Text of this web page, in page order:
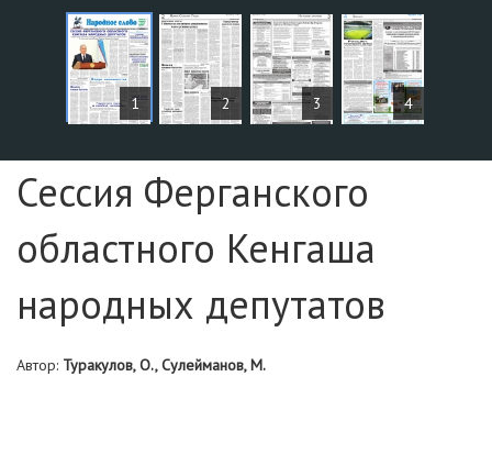
1 2 3 4
СТАТЬИ
Страница №1
Сессия Ферганского
областного Кенгаша
народных депутатов
Автор: Туракулов, О., Сулейманов, М.